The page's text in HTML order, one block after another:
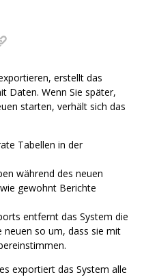
erstellt das
Daten. Wenn Sie später,
starten, verhält sich das
Tabellen in der
während des neuen
gewohnt Berichte
entfernt das System die
neuen so um, dass sie mit
exportiert das System alle